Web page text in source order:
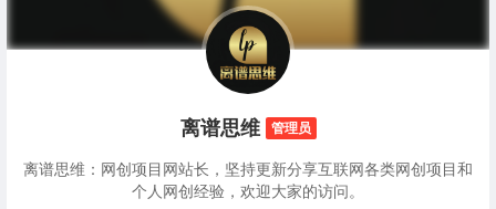
离谱思维 管理员
离谱思维：网创项目网站长，坚持更新分享互联网各类网创项目和
个人网创经验，欢迎大家的访问。